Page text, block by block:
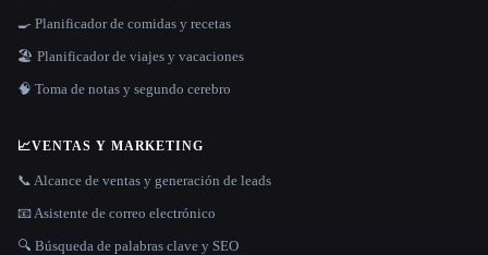
🍳 Planificador de comidas y recetas
🏖 Planificador de viajes y vacaciones
🧠 Toma de notas y segundo cerebro
📈VENTAS Y MARKETING
📞 Alcance de ventas y generación de leads
📧 Asistente de correo electrónico
🔍 Búsqueda de palabras clave y SEO